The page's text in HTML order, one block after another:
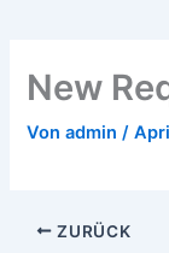
New
Vonadmin/
ZURÜCK